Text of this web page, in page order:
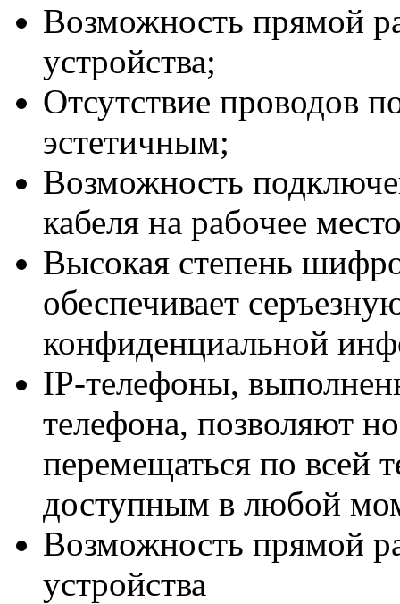
Возможность прямой
устройства;
Отсутствие проводов
эстетичным;
Возможность
кабеля на рабочее
Высокая степень
обеспечивает
конфиденциальной
IP-телефоны,
телефона, позволяют
перемещаться по всей
доступным в любой
Возможность прямой
устройства